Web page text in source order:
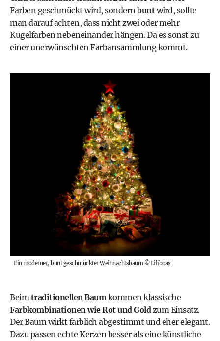
Farben geschmückt wird, sondern buntwird, sollte
man darauf achten, dass nicht zwei oder mehr
Kugelfarben nebeneinander hängen. Da es sonst zu
einer unerwünschten Farbansammlung kommt.
Ein moderner, bunt geschmückter Weihnachtsbaum©Liliboas
Beimtraditionellen Baumkommen klassische
Farbkombinationen wie Rot und Goldzum Einsatz.
Der Baum wirkt farblich abgestimmt und eher elegant.
Dazu passen echte Kerzen besser als eine künstliche